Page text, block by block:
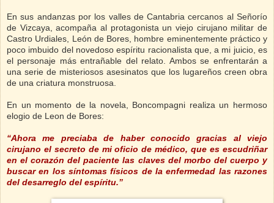
En sus andanzas por los valles de Cantabria cercanos al Señorío
de Vizcaya, acompaña al protagonista un viejo cirujano militar de
Castro Urdiales, León de Bores, hombre eminentemente práctico y
poco imbuido del novedoso espíritu racionalista que, a mi juicio, es
el personaje más entrañable del relato. Ambos se enfrentarán a
una serie de misteriosos asesinatos que los lugareños creen obra
de una criatura monstruosa.
En un momento de la novela, Boncompagni realiza un hermoso
elogio de Leon de Bores:
“Ahora me preciaba de haber conocido gracias al viejo
cirujano el secreto de mi oficio de médico, que es escudriñar
en el corazón del paciente las claves del morbo del cuerpo y
buscar en los síntomas físicos de la enfermedad las razones
del desarreglo del espíritu.”